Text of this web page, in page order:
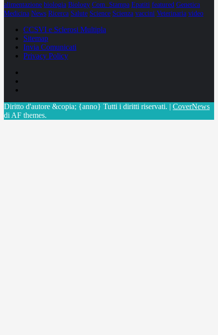
alimentazione biologia Biology Com. Stampa Epatiti featured Genetica
Medicina News Ricerca Salute Science Scienza vaccini Veterinaria video
CCSVI e Sclerosi Multipla
Sitemap
Invia Comunicati
Privacy Policy
Diritto d'autore &copia; {anno} Tutti i diritti riservati. | CoverNews
di AF themes.